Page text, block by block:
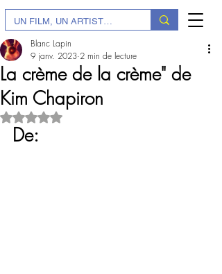
La crème de la crème" de
Kim Chapiron
Blanc Lapin
9 janv. 2023 2 min de lecture
Noté NaN étoiles sur 5.
De: